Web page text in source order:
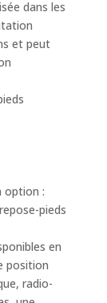
dans les
et peut
option :
pieds
en
position
radio-